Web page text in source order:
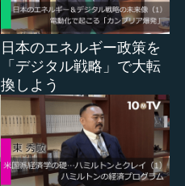
日本のエネルギー政策を
「デジタル戦略」で大転
換しよう